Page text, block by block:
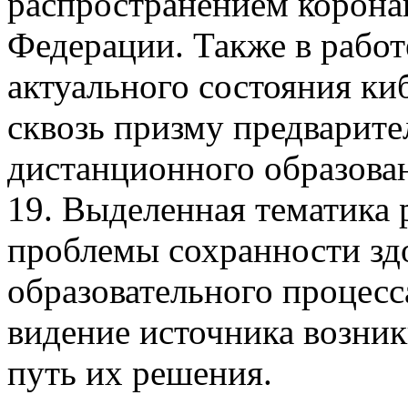
Федерации. Также в
актуального состояния
сквозь призму
дистанционного
19. Выделенная тематика
проблемы сохранности
образовательного
видение источника
путь их решения.